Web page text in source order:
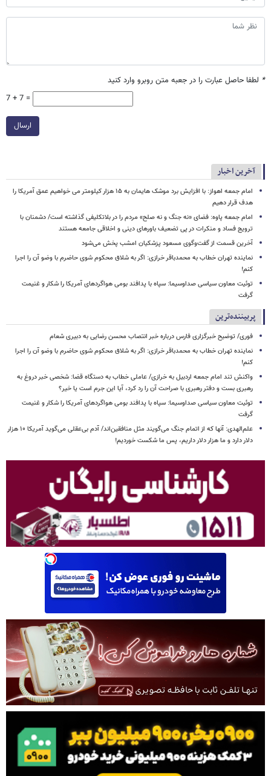
* لطفا حاصل عبارت را در جعبه متن روبرو وارد کنید
7 + 7 =
ارسال
آخرین اخبار
امام‌ جمعه اهواز: با افزایش برد موشک هایمان به ۱۵ هزار کیلومتر می خواهیم عمق آمریکا را
هدف قرار دهیم
امام جمعه پاوه: فضای «نه جنگ و نه صلح» مردم را در بلاتکلیفی گذاشته است/ دشمنان با
ترویج فساد و منکرات در پی تضعیف باورهای دینی و اخلاقی جامعه هستند
آخرین قسمت از گفت‌وگوی مسعود پزشکیان امشب پخش می‌شود
نماینده تهران خطاب به محمدباقر خرازی: اگر به شلاق محکوم شوی حاضرم با وضو آن را اجرا
کنم!
توئیت معاون سیاسی صداوسیما: سپاه با پدافند بومی هواگردهای آمریکا را شکار و غنیمت
گرفت
پربیننده‌ترین
فوری/ توضیح خبرگزاری فارس درباره خبر انتصاب محسن رضایی به دبیری شعام
نماینده تهران خطاب به محمدباقر خرازی: اگر به شلاق محکوم شوی حاضرم با وضو آن را اجرا
کنم!
واکنش تند امام جمعه اردبیل به خرازی/ عاملی خطاب به دستگاه قضا: شخصی خبر دروغ به
رهبری بست و دفتر رهبری با صراحت آن را رد کرد، آیا این جرم است یا خیر؟
توئیت معاون سیاسی صداوسیما: سپاه با پدافند بومی هواگردهای آمریکا را شکار و غنیمت
گرفت
علم‌الهدی: آنها که از اتمام جنگ می‌گویند مثل منافقین‌اند/ آدم بی‌عقلی می‌گوید آمریکا ۱۰ هزار
دلار دارد و ما هزار دلار داریم، پس ما شکست خوردیم!